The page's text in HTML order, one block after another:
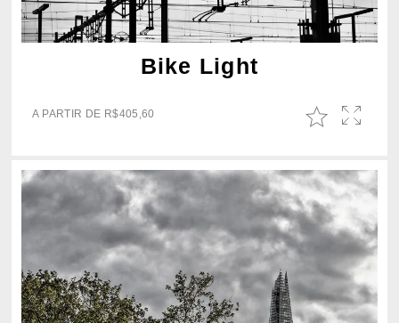
Bike Light
A PARTIR DE R$405,60